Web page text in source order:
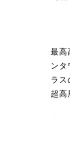
最高
ンタ
ラス
超高